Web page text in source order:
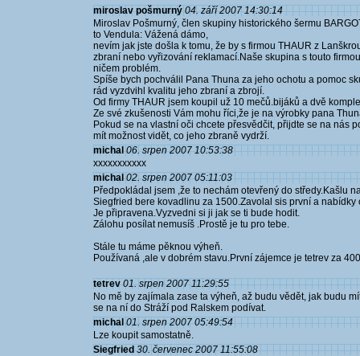
miroslav pošmurný 04. září 2007 14:30:14
Miroslav Pošmurný, člen skupiny historického šermu
to Vendula: Vážená dámo,
nevím jak jste došla k tomu, že by s firmou THAUR z
zbraní nebo vyřizování reklamací.Naše skupina s touto
ničem problém.
Spíše bych pochválil Pana Thuna za jeho ochotu a pomoc
rád vyzdvihl kvalitu jeho zbraní a zbrojí.
Od firmy THAUR jsem koupil už 10 mečů.bijáků a dvě
Ze své zkušenosti Vám mohu říci,že je na výrobky pana
Pokud se na vlastní oči chcete přesvědčit, přijdte se na nás
mít možnost vidět, co jeho zbraně vydrží.
michal 06. srpen 2007 10:53:38
xxxxxxxxxxx
michal 02. srpen 2007 05:11:03
Předpokládal jsem ,že to nechám otevřený do středy.Kašlu
Siegfried bere kovadlinu za 1500.Zavolal sis první a nabídky
Je připravena.Vyzvedni si ji jak se ti bude hodit.
Zálohu posílat nemusíš .Prostě je tu pro tebe.
Stále tu máme pěknou výheň.
Používaná ,ale v dobrém stavu.První zájemce je tetrev za
tetrev 01. srpen 2007 11:29:55
No mě by zajímala zase ta výheň, až budu vědět, jak budu
se na ní do Stráží pod Ralskem podívat.
michal 01. srpen 2007 05:49:54
Lze koupit samostatně.
Siegfried 30. červenec 2007 11:55:08